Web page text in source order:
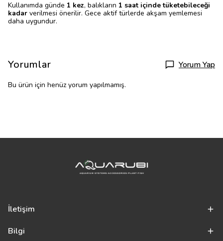
Kullanımda günde 1 kez, balıkların 1 saat içinde tüketebileceği
kadar verilmesi önerilir. Gece aktif türlerde akşam yemlemesi
daha uygundur.
Yorumlar Yorum Yap
Bu ürün için henüz yorum yapılmamış.
İletişim
Bilgi